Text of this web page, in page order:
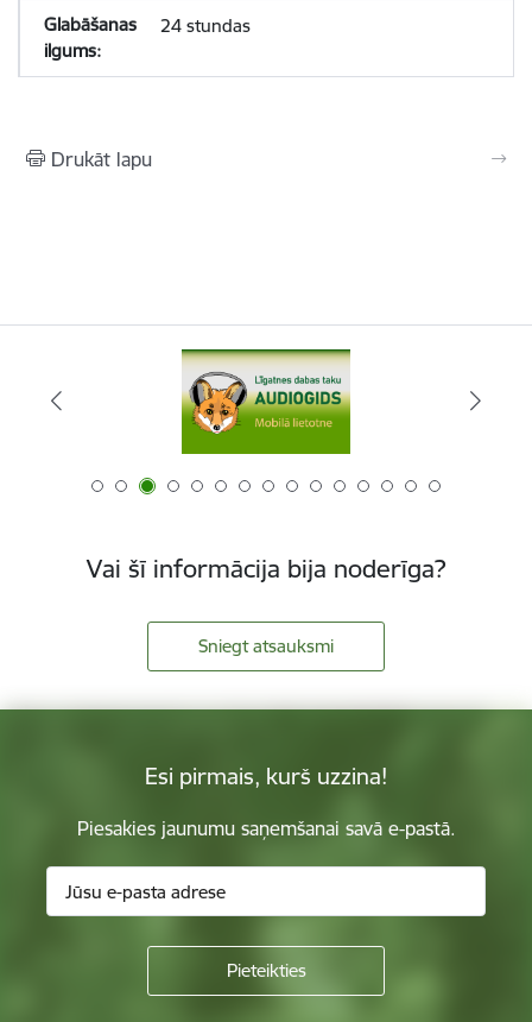
24 stundas
Drukāt lapu
Vai šī informācija bija noderīga?
Sniegt atsauksmi
Esi pirmais, kurš uzzina!
Piesakies jaunumu saņemšanai savā e-pastā.